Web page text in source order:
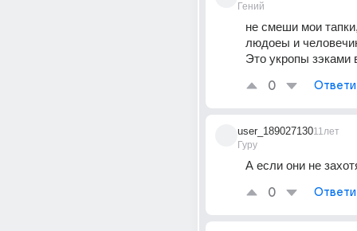
Гений
не смеши мои
людоеы и
Это укропы зэками
0
user_189027130
Гуру
11лет
А если они не
0